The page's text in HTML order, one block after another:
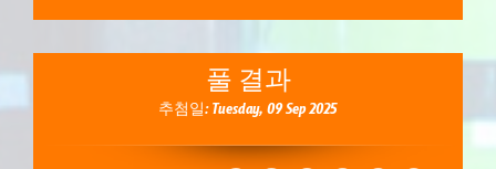
풀 결과
추첨일: Tuesday, 09 Sep 2025